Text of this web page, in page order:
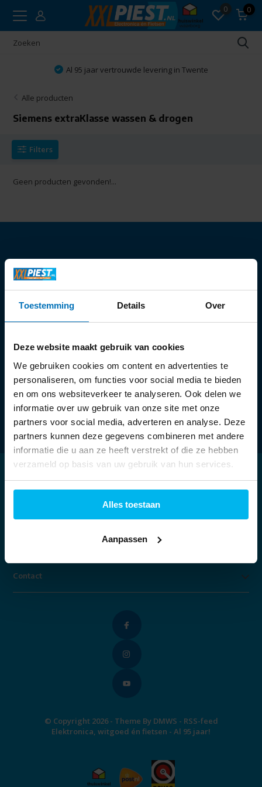
Toestemming Details Over
Deze website maakt gebruik van cookies
We gebruiken cookies om content en advertenties te
personaliseren, om functies voor social media te bieden
en om ons websiteverkeer te analyseren. Ook delen we
informatie over uw gebruik van onze site met onze
partners voor social media, adverteren en analyse. Deze
partners kunnen deze gegevens combineren met andere
informatie die u aan ze heeft verstrekt of die ze hebben
verzameld op basis van uw gebruik van hun services.
Alles toestaan
Aanpassen
0 0
Al 95 jaar vertrouwde levering in Twente
Alle producten
Siemens extraKlasse wassen & drogen
Filters
Geen producten gevonden!...
Openingstijden:
Ma:
13:30 - 18:00 uur
Di t/m vr:09:30 - 18:00 uur
Contact
© Copyright 2026 - Theme By DMWS - RSS-feed
Elektronica, witgoed én fietsen - Al 95 jaar!